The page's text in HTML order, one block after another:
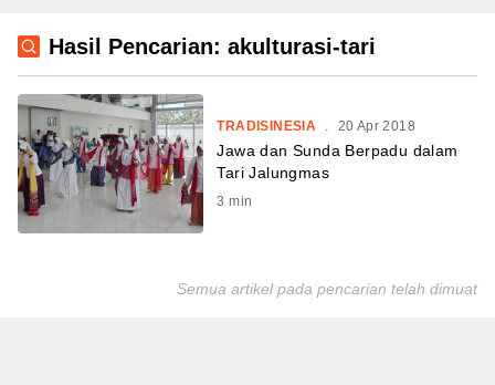
Hasil Pencarian: akulturasi-tari
TRADISINESIA . 20 Apr 2018
Jawa dan Sunda Berpadu dalam
Tari Jalungmas
3 min
Semua artikel pada pencarian telah dimuat